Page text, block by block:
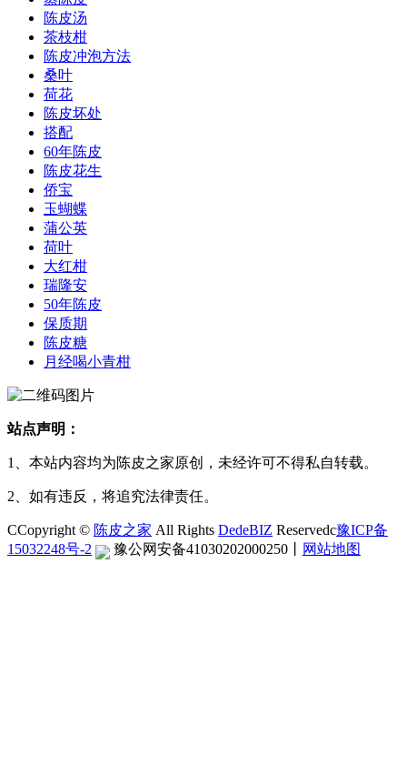
陈皮汤
茶枝柑
陈皮冲泡方法
桑叶
荷花
陈皮坏处
搭配
60年陈皮
陈皮花生
侨宝
玉蝴蝶
蒲公英
荷叶
大红柑
瑞隆安
50年陈皮
保质期
陈皮糖
月经喝小青柑
站点声明：
1、本站内容均为陈皮之家原创，未经许可不得私自转载。
2、如有违反，将追究法律责任。
CCopyright © 陈皮之家 All Rights DedeBIZ Reservedc豫ICP备
15032248号-2
豫公网安备41030202000250 网站地图